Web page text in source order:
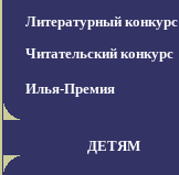
Литературный конкурс
Читательский конкурс
Илья-Премия
ДЕТЯМ